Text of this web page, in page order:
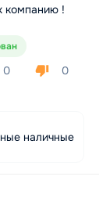
компанию !
0
0
наличные